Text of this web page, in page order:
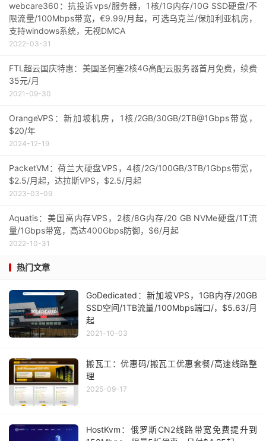
webcare360：抗投诉vps/服务器，1核/1G内存/10G SSD硬盘/不
限流量/100Mbps带宽，€9.99/月起，可选乌克兰/保加利亚机房，
支持windows系统，无视DMCA
2022-03-31
FTL超云国庆特惠：美国圣何塞2核4G高配云服务器首月免费，续费
35元/月
2021-09-30
OrangeVPS：新加坡机房，1核/2GB/30GB/2TB@1Gbps带宽，
$20/年
2024-12-19
PacketVM：荷兰大硬盘VPS，4核/2G/100GB/3TB/1Gbps带宽，
$2.5/月起，达拉斯VPS，$2.5/月起
2023-03-09
Aquatis：美国高内存VPS，2核/8G内存/20 GB NVMe硬盘/1T流
量/1Gbps带宽，高达400Gbps防御，$6/月起
2022-10-31
热门文章
GoDedicated：新加坡VPS，1GB内存/20GB
SSD空间/1TB流量/100Mbps端口/，$5.63/月
起
2021-10-03
搬瓦工：优惠码/搬瓦工优惠套餐/高速线路整
理
2025-09-17
HostKvm：俄罗斯CN2线路带宽免费提升到